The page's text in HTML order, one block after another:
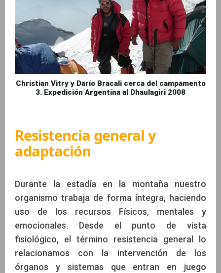
Christian Vitry y Darío Bracali cerca del campamento
3. Expedición Argentina al Dhaulagiri 2008
Resistencia general y
adaptación
Durante la estadía en la montaña nuestro
organismo trabaja de forma íntegra, haciendo
uso de los recursos Físicos, mentales y
emocionales. Desde el punto de vista
fisiológico, el término resistencia general lo
relacionamos con la intervención de los
órganos y sistemas que entran en juego